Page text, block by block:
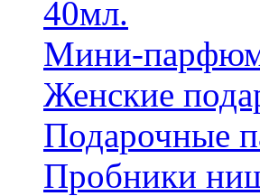
40мл.
Мини-
Женские
Подарочные
Пробники